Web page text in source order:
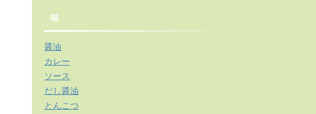
味
醤油
カレー
ソース
だし醤油
とんこつ